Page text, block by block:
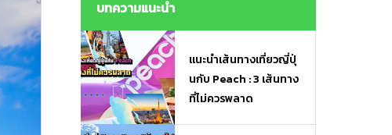
บทความแนะนำ
แนะนำเส้นทางเที่ยวญี่ปุ่
นกับ Peach : 3 เส้นทาง
ที่ไม่ควรพลาด